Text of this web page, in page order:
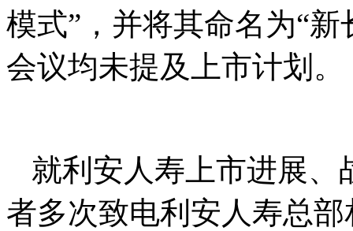
模式”，并将其命名为“
会议均未提及上市计划。
就利安人寿上市进展、
者多次致电利安人寿总